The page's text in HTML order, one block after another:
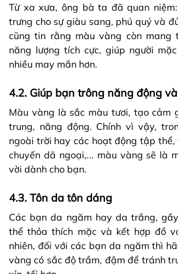
Từ xa xưa, ông bà ta đã quan
trưng cho sự giàu sang, phú quý và
cũng tin rằng màu vàng còn mang
năng lượng tích cực, giúp người
nhiều may mắn hơn.
4.2. Giúp bạn trông năng động
Màu vàng là sắc màu tươi, tạo cảm
trung, năng động. Chính vì vậy,
ngoài trời hay các hoạt động tập
chuyến dã ngoại,... màu vàng sẽ là
vời dành cho bạn.
4.3. Tôn da tôn dáng
Các bạn da ngăm hay da trắng,
thể thỏa thích mặc và kết hợp đồ
nhiên, đối với các bạn da ngăm thì
vàng có sắc độ trầm, đậm để tránh